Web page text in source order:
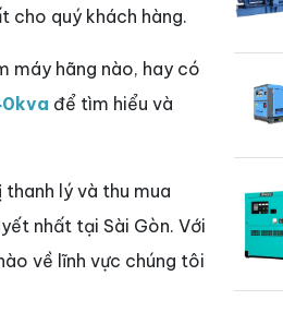
cho quý khách hàng.
máy hãng nào, hay có
để tìm hiểu và
thanh lý và thu mua
nhất tại Sài Gòn. Với
về lĩnh vực chúng tôi